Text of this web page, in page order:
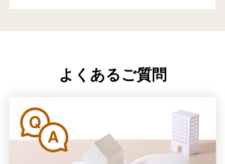
よくあるご質問